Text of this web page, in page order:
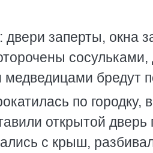
двери заперты, окна
сосульками,
бредут
по городку,
открытой
с крыш,